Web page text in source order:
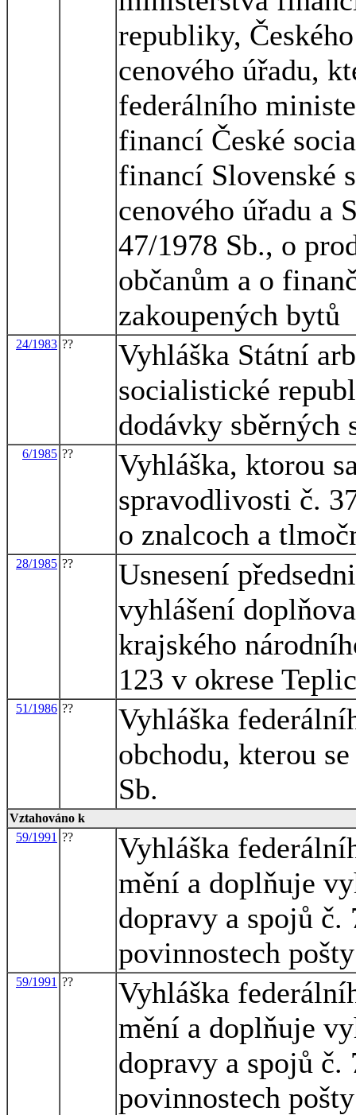
republiky,
cenového úřadu,
federálního
financí České
financí Slovenské
cenového úřadu a
47/1978 Sb., o
občanům a o
zakoupených bytů
24/1983 ??
Vyhláška Státní
socialistické
dodávky sběrných
6/1985 ??
Vyhláška, ktorou
spravodlivosti č.
o znalcoch a
28/1985 ??
Usnesení
vyhlášení
krajského
123 v okrese
51/1986 ??
Vyhláška
obchodu, kterou
Sb.
Vztahováno k
59/1991 ??
Vyhláška
mění a doplňuje
dopravy a spojů č.
povinnostech
59/1991 ??
Vyhláška
mění a doplňuje
dopravy a spojů č.
povinnostech